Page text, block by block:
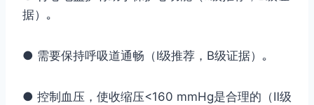
据）｡
● 需要保持呼吸道通畅（Ⅰ级推荐，B级证据）｡
● 控制血压，使收缩压<160 mmHg是合理的（Ⅱ级